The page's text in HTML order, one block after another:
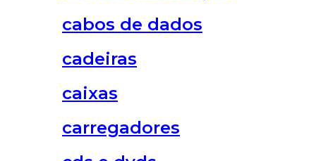
cabos de dados
cadeiras
caixas
carregadores